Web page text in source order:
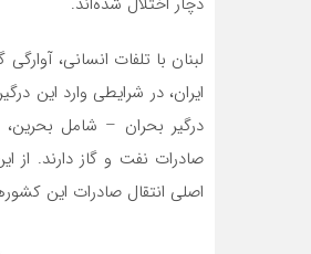
لبنان با تلفات انسانی،
ایران، در شرایطی وارد این
درگیر بحران – شامل
صادرات نفت و گاز دارند. از
اصلی انتقال صادرات این